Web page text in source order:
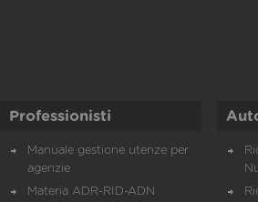
Professionisti
Manuale gestione utenze per
agenzie
Materia ADR-RID-ADN